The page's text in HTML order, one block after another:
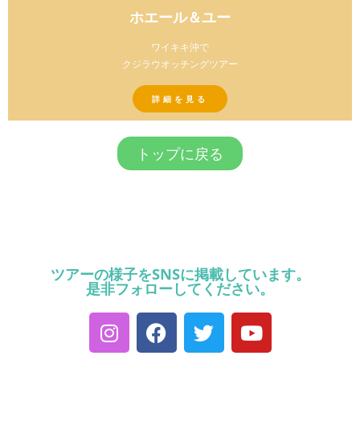
ホエール＆ユー
ワイキキ沖で
クジラウオッチングツアー
詳細を見る
トップに戻る
ツアーの様子をSNSに掲載しています。
是非フォローしてください。